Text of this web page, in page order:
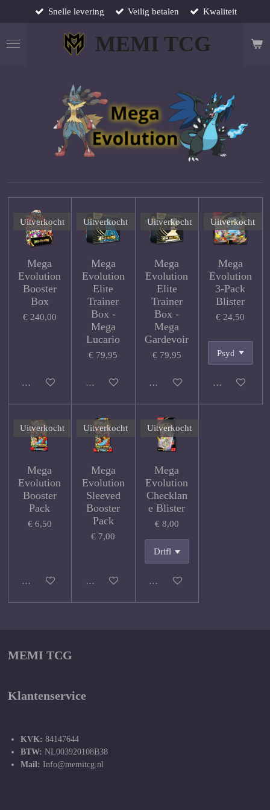
direct
naar
MEMI TCG
Snelle levering Veilig betalen Kwaliteit
Uitverkocht
Mega
Evolution
Booster
Box
€ 240,00
Houd mij op de hoogte
Uitverkocht
Mega
Evolution
Elite
Trainer
Box -
Mega
Lucario
€ 79,95
Houd mij op de hoogte
Uitverkocht
Mega
Evolution
Elite
Trainer
Box -
Mega
Gardevoir
€ 79,95
Houd mij op de hoogte
Uitverkocht
Mega
Evolution
3-Pack
Blister
€ 24,50
Houd mij op
Uitverkocht
Mega
Evolution
Booster
Pack
€ 6,50
Houd mij op de hoogte
Uitverkocht
Mega
Evolution
Sleeved
Booster
Pack
€ 7,00
Houd mij op de hoogte
Uitverkocht
Mega
Evolution
Checklan
e Blister
€ 8,00
Houd mij op de hoogte
MEMI TCG
Klantenservice
KVK: 84147644
BTW: NL003920108B38
Mail: Info@memitcg.nl